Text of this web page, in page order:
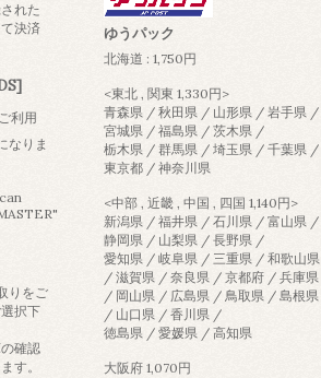
れた
決済
ご利用
なりま
りをご
択下
確認
す。
ゆうパック
北海道 : 1,750円
<東北 , 関東 1,330円>
青森県 / 秋田県 / 山形県 / 岩手県 /
宮城県 / 福島県 / 茨木県 /
栃木県 / 群馬県 / 埼玉県 / 千葉県 /
東京都 / 神奈川県
<中部 , 近畿 , 中国 , 四国 1,140円>
新潟県 / 福井県 / 石川県 / 富山県 /
静岡県 / 山梨県 / 長野県 /
愛知県 / 岐阜県 / 三重県 / 和歌山県
/ 滋賀県 / 奈良県 / 京都府 / 兵庫県
/ 岡山県 / 広島県 / 鳥取県 / 島根県
/ 山口県 / 香川県 /
徳島県 / 愛媛県 / 高知県
大阪府 1,070円